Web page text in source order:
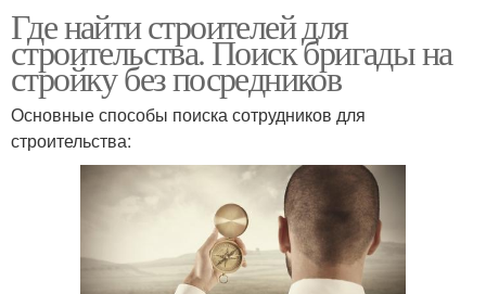
Где найти строителей для
строительства. Поиск бригады на
стройку без посредников
Основные способы поиска сотрудников для
строительства: